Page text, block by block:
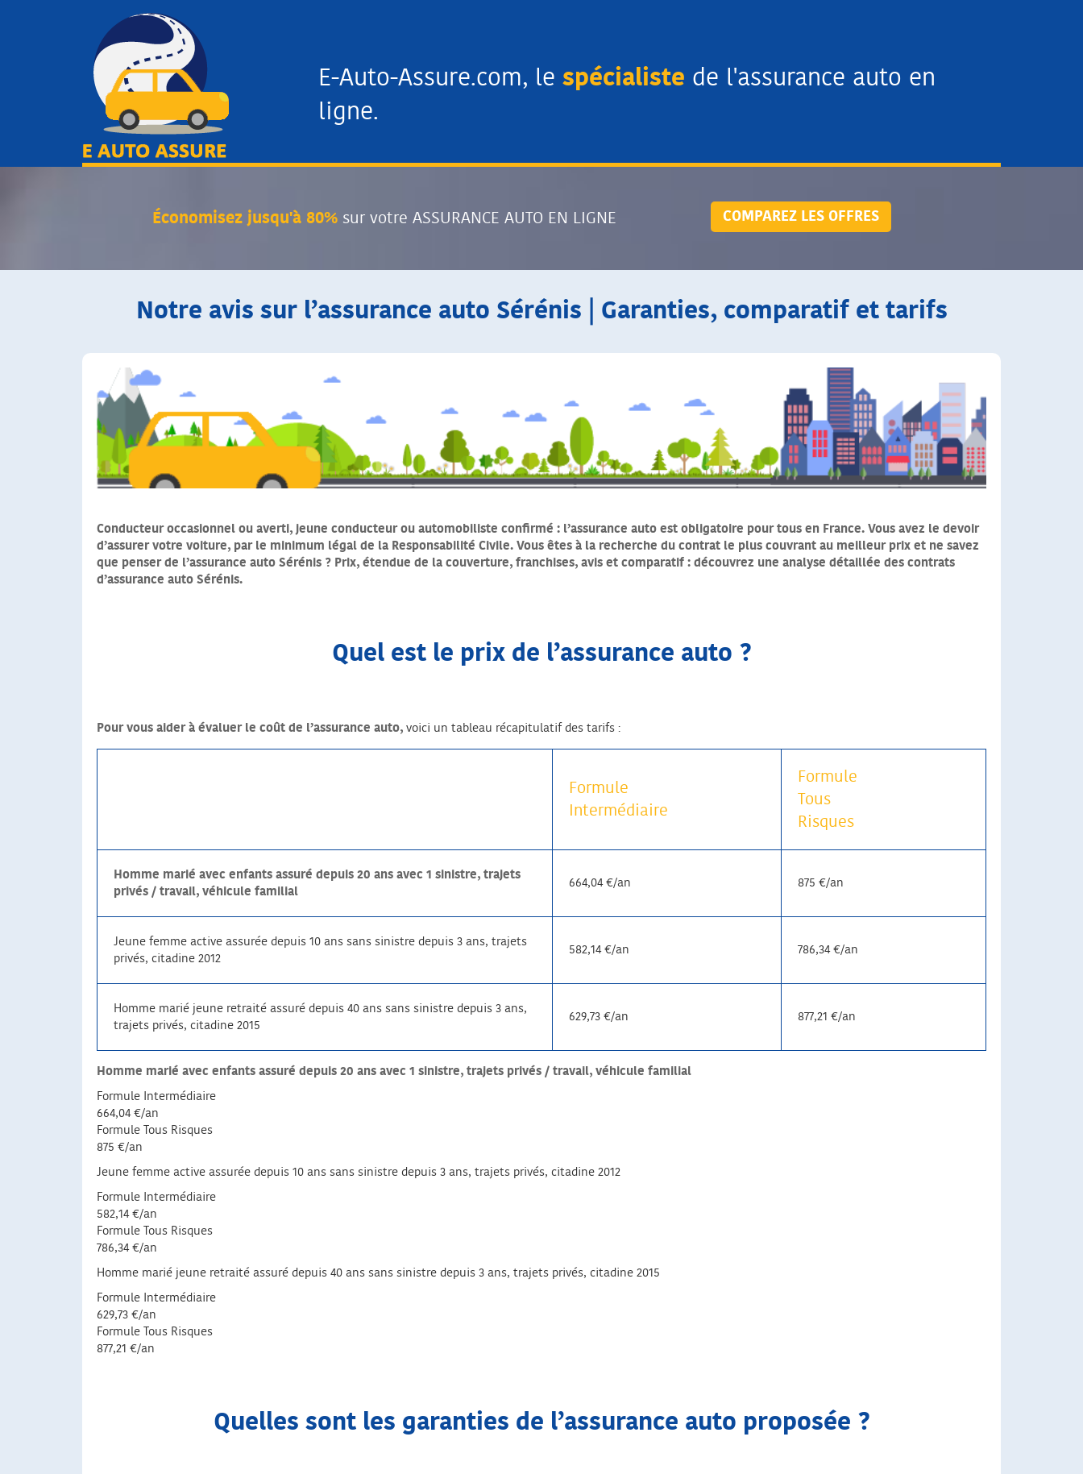
E-Auto-Assure.com, le spécialiste de l'assurance auto en
ligne.
Économisez jusqu'à 80% sur votre ASSURANCE AUTO EN LIGNE COMPAREZ LES OFFRES
Notre avis sur l’assurance auto Sérénis | Garanties, comparatif et tarifs
Conducteur occasionnel ou averti, jeune conducteur ou automobiliste confirmé : l’assurance auto est obligatoire pour tous en France. Vous avez le devoir
d’assurer votre voiture, par le minimum légal de la Responsabilité Civile. Vous êtes à la recherche du contrat le plus couvrant au meilleur prix et ne savez
que penser de l’assurance auto Sérénis ? Prix, étendue de la couverture, franchises, avis et comparatif : découvrez une analyse détaillée des contrats
d’assurance auto Sérénis.
Quel est le prix de l’assurance auto ?
Pour vous aider à évaluer le coût de l’assurance auto, voici un tableau récapitulatif des tarifs :
Formule
Intermédiaire
Formule
Tous
Risques
Homme marié avec enfants assuré depuis 20 ans avec 1 sinistre, trajets
privés / travail, véhicule familial
664,04 €/an 875 €/an
Jeune femme active assurée depuis 10 ans sans sinistre depuis 3 ans, trajets
privés, citadine 2012
582,14 €/an 786,34 €/an
Homme marié jeune retraité assuré depuis 40 ans sans sinistre depuis 3 ans,
trajets privés, citadine 2015
629,73 €/an 877,21 €/an
Homme marié avec enfants assuré depuis 20 ans avec 1 sinistre, trajets privés / travail, véhicule familial
Formule Intermédiaire
664,04 €/an
Formule Tous Risques
875 €/an
Jeune femme active assurée depuis 10 ans sans sinistre depuis 3 ans, trajets privés, citadine 2012
Formule Intermédiaire
582,14 €/an
Formule Tous Risques
786,34 €/an
Homme marié jeune retraité assuré depuis 40 ans sans sinistre depuis 3 ans, trajets privés, citadine 2015
Formule Intermédiaire
629,73 €/an
Formule Tous Risques
877,21 €/an
Quelles sont les garanties de l’assurance auto proposée ?